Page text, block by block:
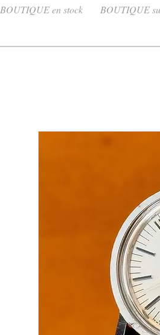
BOUTIQUE en stock BOUTIQUE